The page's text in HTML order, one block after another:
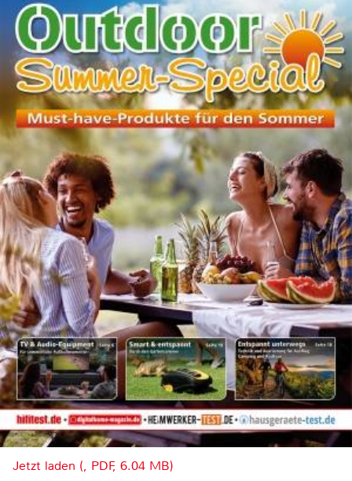
Jetzt laden (, PDF, 6.04 MB)